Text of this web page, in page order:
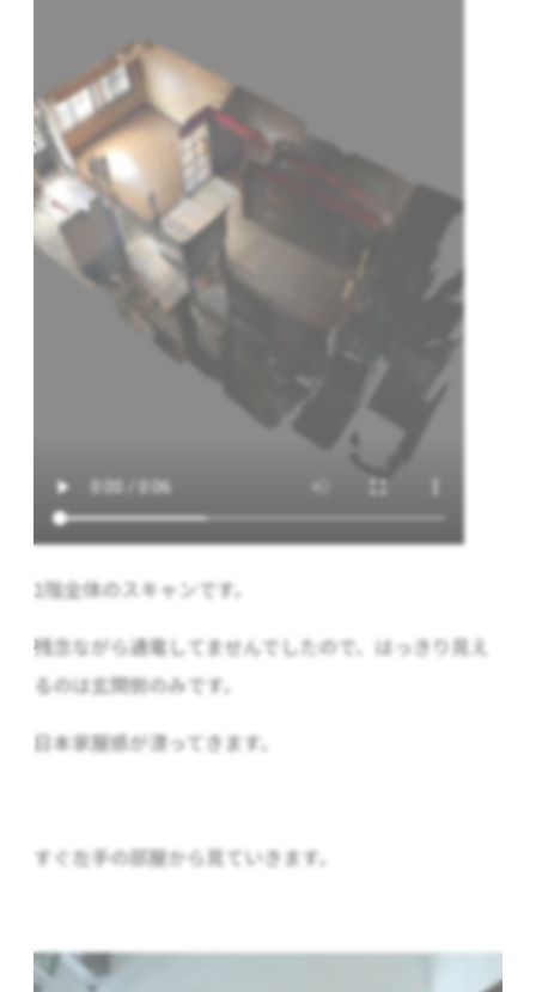
1階全体のスキャンです。
残念ながら通電してませんでしたので、はっきり見え
るのは玄関側のみです。
日本家屋感が漂ってきます。
すぐ左手の部屋から見ていきます。